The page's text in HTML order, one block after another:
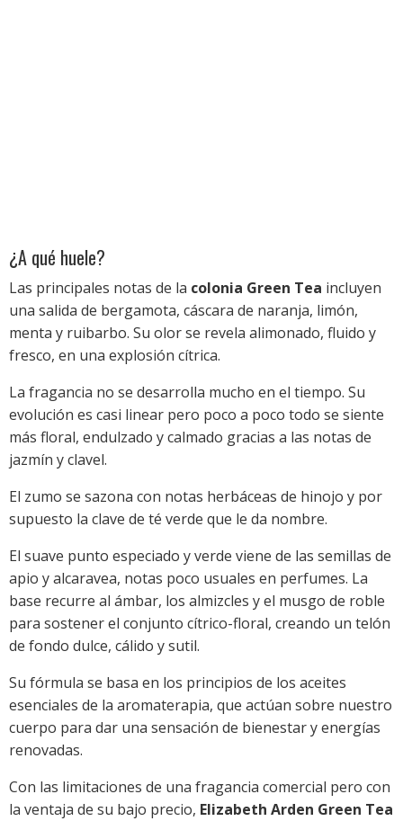
¿A qué huele?
Las principales notas de la colonia Green Tea incluyen
una salida de bergamota, cáscara de naranja, limón,
menta y ruibarbo. Su olor se revela alimonado, fluido y
fresco, en una explosión cítrica.
La fragancia no se desarrolla mucho en el tiempo. Su
evolución es casi linear pero poco a poco todo se siente
más floral, endulzado y calmado gracias a las notas de
jazmín y clavel.
El zumo se sazona con notas herbáceas de hinojo y por
supuesto la clave de té verde que le da nombre.
El suave punto especiado y verde viene de las semillas de
apio y alcaravea, notas poco usuales en perfumes. La
base recurre al ámbar, los almizcles y el musgo de roble
para sostener el conjunto cítrico-floral, creando un telón
de fondo dulce, cálido y sutil.
Su fórmula se basa en los principios de los aceites
esenciales de la aromaterapia, que actúan sobre nuestro
cuerpo para dar una sensación de bienestar y energías
renovadas.
Con las limitaciones de una fragancia comercial pero con
la ventaja de su bajo precio, Elizabeth Arden Green Tea